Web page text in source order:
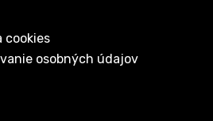
cookies
osobných údajov